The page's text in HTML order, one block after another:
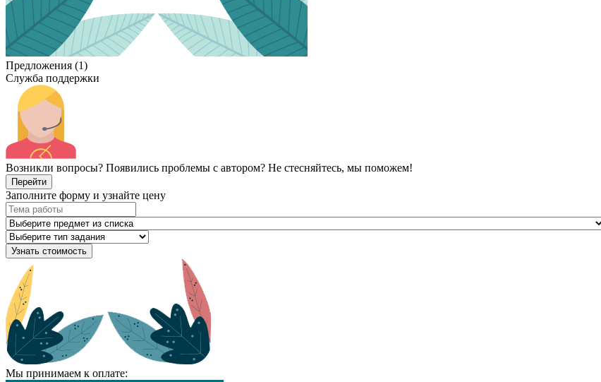
Предложения (1)
Служба поддержки
Возникли вопросы? Появились проблемы с автором? Не стесняйтесь, мы поможем!
Перейти
Заполните форму и узнайте цену
Узнать стоимость
Мы принимаем к оплате: